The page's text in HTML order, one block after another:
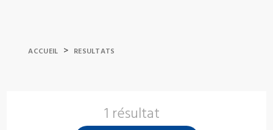
ACCUEIL > RESULTATS
1 résultat